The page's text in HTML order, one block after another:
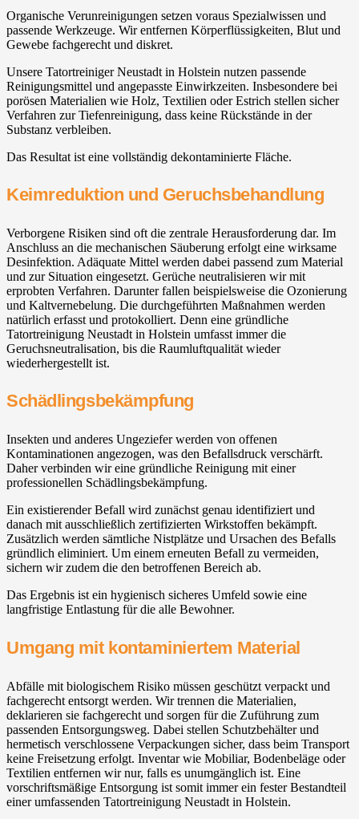
Organische Verunreinigungen setzen voraus Spezialwissen und
passende Werkzeuge. Wir entfernen Körperflüssigkeiten, Blut und
Gewebe fachgerecht und diskret.
Unsere Tatortreiniger Neustadt in Holstein nutzen passende
Reinigungsmittel und angepasste Einwirkzeiten. Insbesondere bei
porösen Materialien wie Holz, Textilien oder Estrich stellen sicher
Verfahren zur Tiefenreinigung, dass keine Rückstände in der
Substanz verbleiben.
Das Resultat ist eine vollständig dekontaminierte Fläche.
Keimreduktion und Geruchsbehandlung
Verborgene Risiken sind oft die zentrale Herausforderung dar. Im
Anschluss an die mechanischen Säuberung erfolgt eine wirksame
Desinfektion. Adäquate Mittel werden dabei passend zum Material
und zur Situation eingesetzt. Gerüche neutralisieren wir mit
erprobten Verfahren. Darunter fallen beispielsweise die Ozonierung
und Kaltvernebelung. Die durchgeführten Maßnahmen werden
natürlich erfasst und protokolliert. Denn eine gründliche
Tatortreinigung Neustadt in Holstein umfasst immer die
Geruchsneutralisation, bis die Raumluftqualität wieder
wiederhergestellt ist.
Schädlingsbekämpfung
Insekten und anderes Ungeziefer werden von offenen
Kontaminationen angezogen, was den Befallsdruck verschärft.
Daher verbinden wir eine gründliche Reinigung mit einer
professionellen Schädlingsbekämpfung.
Ein existierender Befall wird zunächst genau identifiziert und
danach mit ausschließlich zertifizierten Wirkstoffen bekämpft.
Zusätzlich werden sämtliche Nistplätze und Ursachen des Befalls
gründlich eliminiert. Um einem erneuten Befall zu vermeiden,
sichern wir zudem die den betroffenen Bereich ab.
Das Ergebnis ist ein hygienisch sicheres Umfeld sowie eine
langfristige Entlastung für die alle Bewohner.
Umgang mit kontaminiertem Material
Abfälle mit biologischem Risiko müssen geschützt verpackt und
fachgerecht entsorgt werden. Wir trennen die Materialien,
deklarieren sie fachgerecht und sorgen für die Zuführung zum
passenden Entsorgungsweg. Dabei stellen Schutzbehälter und
hermetisch verschlossene Verpackungen sicher, dass beim Transport
keine Freisetzung erfolgt. Inventar wie Mobiliar, Bodenbeläge oder
Textilien entfernen wir nur, falls es unumgänglich ist. Eine
vorschriftsmäßige Entsorgung ist somit immer ein fester Bestandteil
einer umfassenden Tatortreinigung Neustadt in Holstein.